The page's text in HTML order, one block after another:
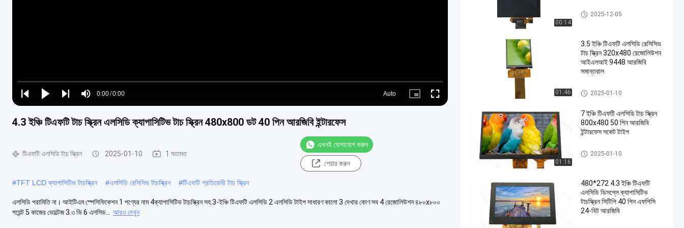
Play
Play
Play
Mute
Time
0:00/0:00
Loaded:
0%
Auto
Picture- Fullscreen
4.3 ইঞ্চি টিএফটি টাচ স্ক্রিন এলসিডি ক্যাপাসিটিভ টাচ স্ক্রিন 480x800 ডট 40 পিন আরজিবি ইন্টারফেস
টিএফটি এলসিডি টাচ স্ক্রিন 2025-01-10 1 মতামত
এখনই যোগাযোগ করুন
শেয়ার করুন
#TFT LCD ক্যাপাসিটিভ টাচস্ক্রিন #এলসিডি রেসিসিভ টাচস্ক্রিন #টিএফটি প্রতিরোধী টাচ স্ক্রিন
এলসিডি পরামিতি না। আইটিএম স্পেসিফিকেশন 1 পণ্যের নাম 4ক্যাপাসিটিভ টাচস্ক্রিন সহ.3-ইঞ্চি টিএফটি এলসিডি 2 এলসিডি টাইপ সাধারণ কালো 3 দেখার কোণ সব 4 রেজোলিউশন ৪৮০x৮০০
পয়েন্ট 5 কাজের ভোল্টেজ 3.৩ ভি 6 এলসিড...
আরও দেখুন
00:14
TFT LCD ডিসপ্লে প্যানেল
2025-12-05
01:46
3.5 ইঞ্চি টিএফটি এলসিডি রেসিসিভ
টাচ স্ক্রিন 320x480 রেজোলিউশন
আইএলআই 9448 আরজিবি
সমান্তরাল
টিএফটি এলসিডি টাচ স্ক্রিন
2025-01-10
01:16
7 ইঞ্চি টিএফটি এলসিডি টাচ স্ক্রিন
800x480 50 পিন আরজিবি
ইন্টারফেস সকেট টাইপ
টিএফটি এলসিডি টাচ স্ক্রিন
2025-01-10
480*272 4.3 ইঞ্চি টিএফটি
এলসিডি ডিসপ্লে ক্যাপাসিটিভ
টাচস্ক্রিন সিটিপি 40 পিন এফপিসি
24-বিট আরজিবি